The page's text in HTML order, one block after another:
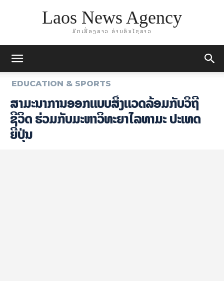
Laos News Agency
ມັກເລື່ອງລາວ ອ່ານອິນໄຊລາວ
EDUCATION & SPORTS
ສຳມະນາການອອກແບບສິ່ງແວດລ້ອມກັບວິຖີ
ຊີວິດ ຮ່ວມກັບມະຫາວິທະຍາໄລທາມະ ປະເທດ
ຍີ່ປຸ່ນ